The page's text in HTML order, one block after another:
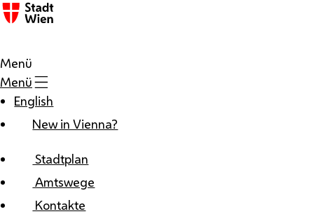
Zum Inhalt
Menü
Menü
English
New in Vienna?
Stadtplan
Amtswege
Kontakte